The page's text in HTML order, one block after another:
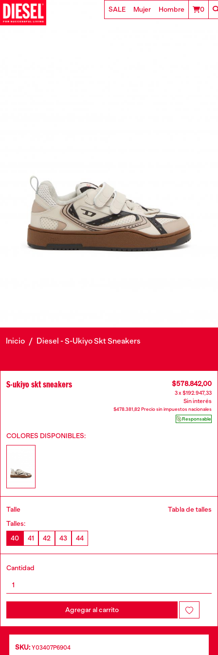
SALE Mujer Hombre 0
Inicio / Diesel - S-Ukiyo Skt Sneakers
S-ukiyo skt sneakers $578.842,00
3 x $192.947,33
Sin interés
$478.381,82 Precio sin impuestos nacionales
Responsable
COLORES DISPONIBLES:
Talle
Tabla de talles
Talles:
40
41 42 43 44
Cantidad
Agregar al carrito
SKU: Y03407P6904